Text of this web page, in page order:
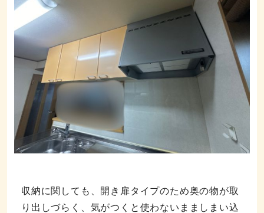
収納に関しても、開き扉タイプのため奥の物が取
り出しづらく、気がつくと使わないまましまい込